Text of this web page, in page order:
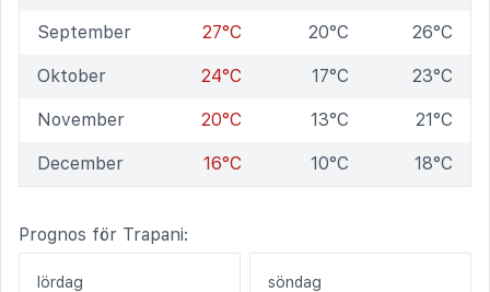
September 27°C 20°C 26°C
Oktober 24°C 17°C 23°C
November 20°C 13°C 21°C
December 16°C 10°C 18°C
Prognos för Trapani:
lördag
söndag